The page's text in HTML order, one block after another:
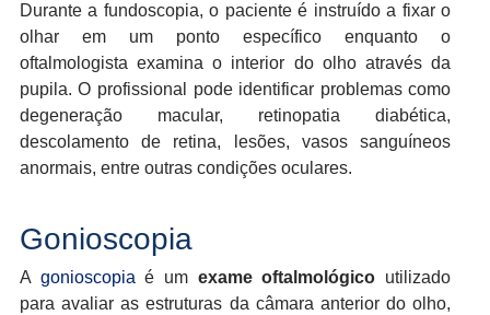
Durante a fundoscopia, o paciente é instruído a fixar o
olhar em um ponto específico enquanto o
oftalmologista examina o interior do olho através da
pupila. O profissional pode identificar problemas como
degeneração macular, retinopatia diabética,
descolamento de retina, lesões, vasos sanguíneos
anormais, entre outras condições oculares.
Gonioscopia
A gonioscopia é um exame oftalmológico utilizado
para avaliar as estruturas da câmara anterior do olho,